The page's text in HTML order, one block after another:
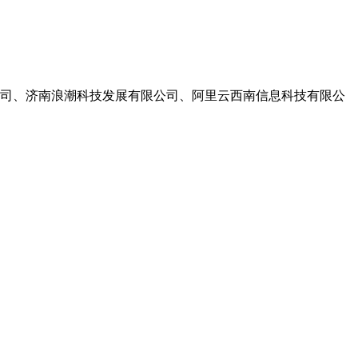
、济南浪潮科技发展有限公司、阿里云西南信息科技有限公